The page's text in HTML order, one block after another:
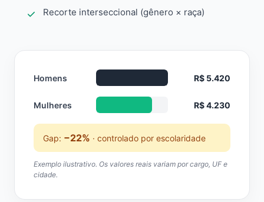
Recorte interseccional (gênero × raça)
Homens R$ 5.420
Mulheres R$ 4.230
Gap: −22% · controlado por escolaridade
Exemplo ilustrativo. Os valores reais variam por cargo, UF e
cidade.